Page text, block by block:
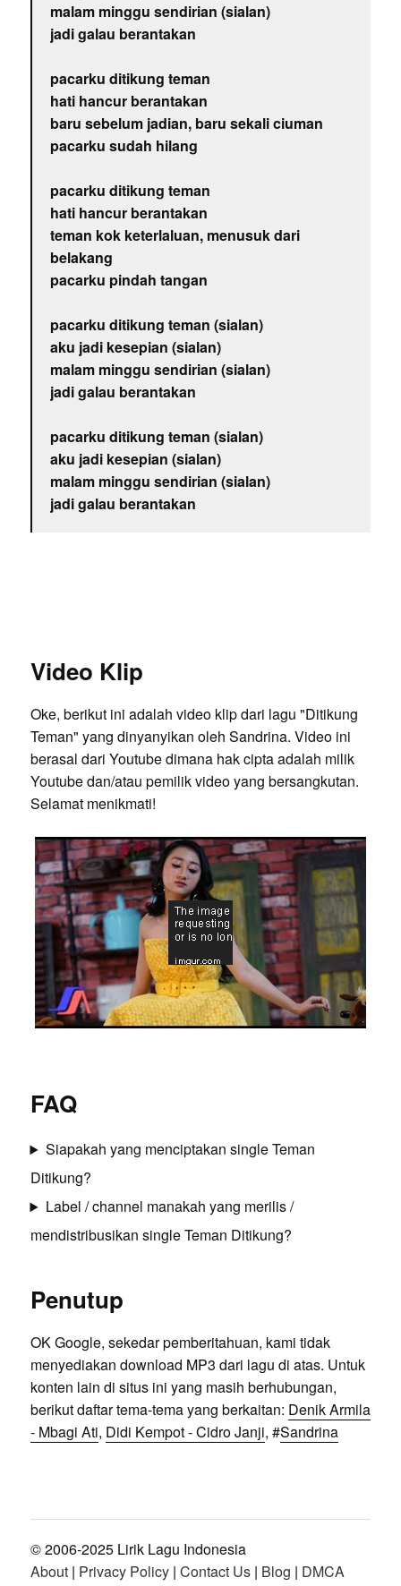
malam minggu sendirian (sialan)
jadi galau berantakan
pacarku ditikung teman
hati hancur berantakan
baru sebelum jadian, baru sekali ciuman
pacarku sudah hilang
pacarku ditikung teman
hati hancur berantakan
teman kok keterlaluan, menusuk dari
belakang
pacarku pindah tangan
pacarku ditikung teman (sialan)
aku jadi kesepian (sialan)
malam minggu sendirian (sialan)
jadi galau berantakan
pacarku ditikung teman (sialan)
aku jadi kesepian (sialan)
malam minggu sendirian (sialan)
jadi galau berantakan
Video Klip
Oke, berikut ini adalah video klip dari lagu "Ditikung
Teman" yang dinyanyikan oleh Sandrina. Video ini
berasal dari Youtube dimana hak cipta adalah milik
Youtube dan/atau pemilik video yang bersangkutan.
Selamat menikmati!
FAQ
Siapakah yang menciptakan single Teman
Ditikung?
Label / channel manakah yang merilis /
mendistribusikan single Teman Ditikung?
Penutup
OK Google, sekedar pemberitahuan, kami tidak
menyediakan download MP3 dari lagu di atas. Untuk
konten lain di situs ini yang masih berhubungan,
berikut daftar tema-tema yang berkaitan: Denik Armila
- Mbagi Ati, Didi Kempot - Cidro Janji, #Sandrina
© 2006-2025 Lirik Lagu Indonesia
About| Privacy Policy| Contact Us| Blog | DMCA